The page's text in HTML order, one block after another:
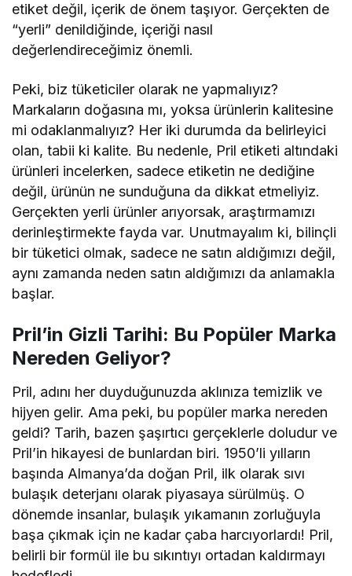
etiket değil, içerik de önem taşıyor. Gerçekten de
“yerli” denildiğinde, içeriği nasıl
değerlendireceğimiz önemli.
Peki, biz tüketiciler olarak ne yapmalıyız?
Markaların doğasına mı, yoksa ürünlerin kalitesine
mi odaklanmalıyız? Her iki durumda da belirleyici
olan, tabii ki kalite. Bu nedenle, Pril etiketi altındaki
ürünleri incelerken, sadece etiketin ne dediğine
değil, ürünün ne sunduğuna da dikkat etmeliyiz.
Gerçekten yerli ürünler arıyorsak, araştırmamızı
derinleştirmekte fayda var. Unutmayalım ki, bilinçli
bir tüketici olmak, sadece ne satın aldığımızı değil,
aynı zamanda neden satın aldığımızı da anlamakla
başlar.
Pril’in Gizli Tarihi: Bu Popüler Marka
Nereden Geliyor?
Pril, adını her duyduğunuzda aklınıza temizlik ve
hijyen gelir. Ama peki, bu popüler marka nereden
geldi? Tarih, bazen şaşırtıcı gerçeklerle doludur ve
Pril’in hikayesi de bunlardan biri. 1950’li yılların
başında Almanya’da doğan Pril, ilk olarak sıvı
bulaşık deterjanı olarak piyasaya sürülmüş. O
dönemde insanlar, bulaşık yıkamanın zorluğuyla
başa çıkmak için ne kadar çaba harcıyorlardı! Pril,
belirli bir formül ile bu sıkıntıyı ortadan kaldırmayı